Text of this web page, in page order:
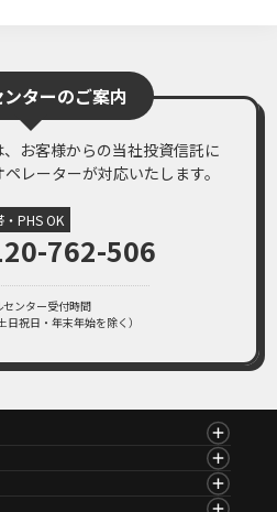
ターのご案内
お客様からの当社投資信託に
レーターが対応いたします。
・PHS OK
762-506
センター受付時間
祝日・年末年始を除く）